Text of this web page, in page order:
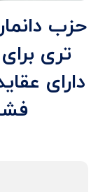
حزب
تری
دارای